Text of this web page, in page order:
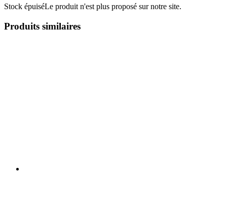
Stock épuiséLe produit n'est plus proposé sur notre site.
Produits similaires